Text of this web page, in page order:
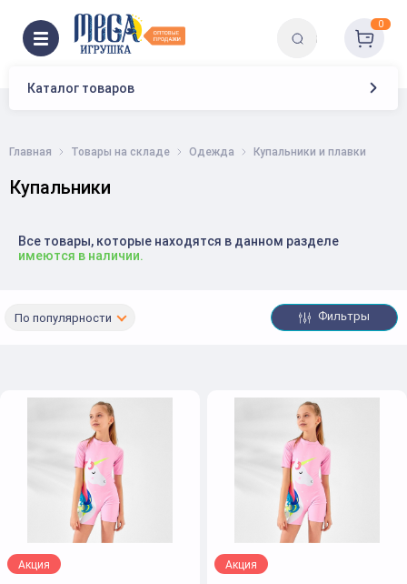
Каталог товаров
0
Главная Товары на складе Одежда Купальники и плавки
Купальники
Все товары, которые находятся в данном разделе
имеются в наличии.
По популярности Фильтры
Акция Акция